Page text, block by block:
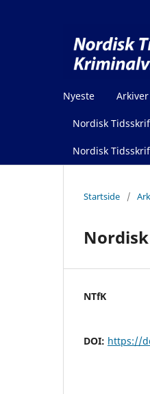
Nyeste Arkiver
Nordisk
Nordisk
Startside /
NTfK
DOI: https://